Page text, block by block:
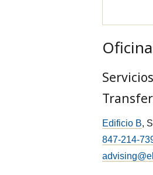
Edificio B,
847-214-